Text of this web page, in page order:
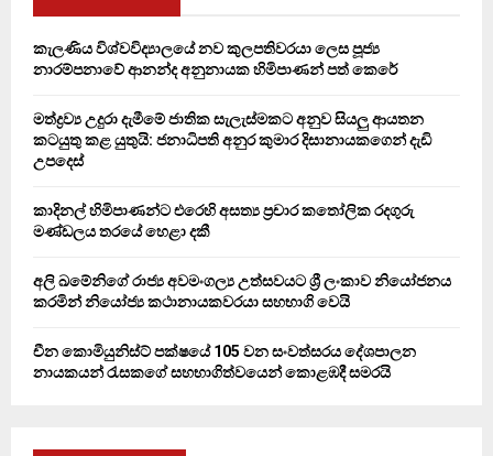
f
r
H
කැලණිය විශ්වවිද්‍යාලයේ නව කුලපතිවරයා ලෙස පූජ්‍ය
නාරම්පනාවේ ආනන්ද අනුනායක හිමිපාණන් පත් කෙරේ
මත්ද්‍රව්‍ය උදුරා දැමීමේ ජාතික සැලැස්මකට අනුව සියලු ආයතන
කටයුතු කළ යුතුයි: ජනාධිපති අනුර කුමාර දිසානායකගෙන් දැඩි
උපදෙස්
කාදිනල් හිමිපාණන්ට එරෙහි අසත්‍ය ප්‍රචාර කතෝලික රදගුරු
මණ්ඩලය තරයේ හෙළා දකී
අලි ඛමේනිගේ රාජ්‍ය අවමංගල්‍ය උත්සවයට ශ්‍රී ලංකාව නියෝජනය
කරමින් නියෝජ්‍ය කථානායකවරයා සහභාගි වෙයි
චීන කොමියුනිස්ට් පක්ෂයේ 105 වන සංවත්සරය දේශපාලන
නායකයන් රැසකගේ සහභාගිත්වයෙන් කොළඹදී සමරයි